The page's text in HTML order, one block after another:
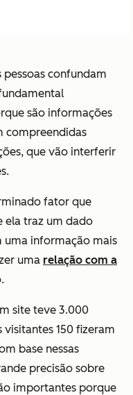
confundam
são informações
compreendidas
que vão interferir
fator que
ela traz um dado
uma informação mais
uma relação com a
site teve 3.000
visitantes 150 fizeram
base nessas
precisão sobre
importantes porque